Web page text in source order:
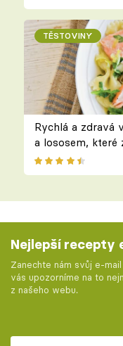
TĚSTOVINY
Rychlá a zdravá
a lososem, které
Nejlepší recepty
Zanechte nám svůj e-
vás upozorníme na to
z našeho webu.